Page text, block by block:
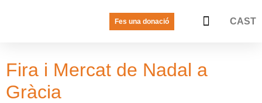
Fes una donació CAST
Fira i Mercat de Nadal a
Gràcia